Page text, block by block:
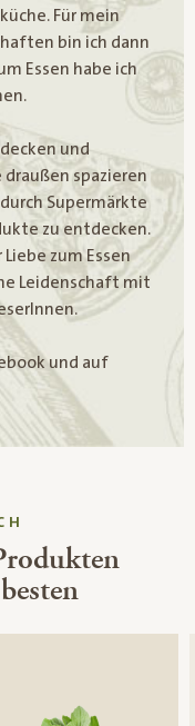
Für mein
bin ich dann
Essen habe ich
und
spazieren
Supermärkte
zu entdecken.
zum Essen
Leidenschaft mit
und auf